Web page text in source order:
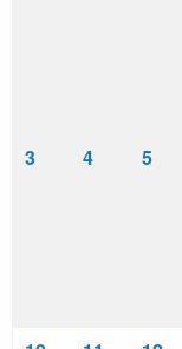
3 4 5